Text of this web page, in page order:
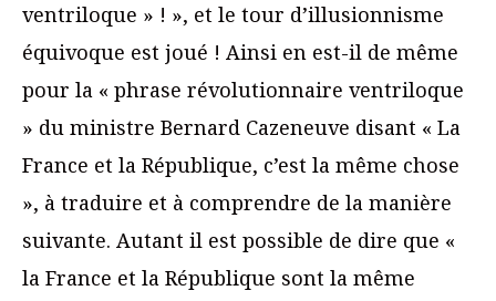
ventriloque » ! », et le tour d’illusionnisme
équivoque est joué ! Ainsi en est-il de même
pour la « phrase révolutionnaire ventriloque
» du ministre Bernard Cazeneuve disant « La
France et la République, c’est la même chose
», à traduire et à comprendre de la manière
suivante. Autant il est possible de dire que «
la France et la République sont la même